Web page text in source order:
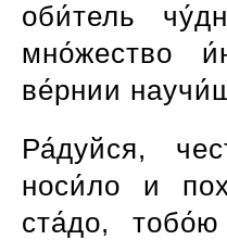
оби́тель
мно́жество
ве́рнии
Ра́дуйся,
носи́ло и
ста́до,